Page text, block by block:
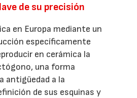
de su precisión
en Europa mediante un
específicamente
en cerámica la
una forma
antigüedad a la
de sus esquinas y